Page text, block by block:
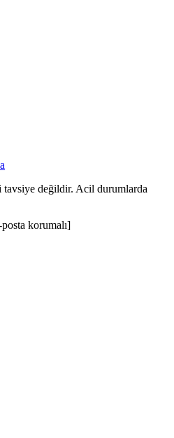
tavsiye değildir. Acil durumlarda
posta korumalı]